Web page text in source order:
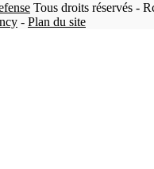
Tous droits réservés -
- Plan du site